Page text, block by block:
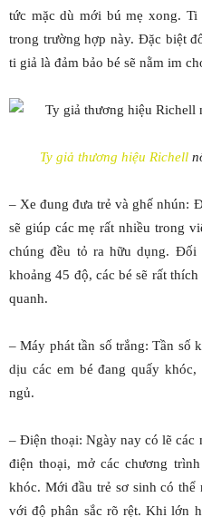
tức mặc dù mới bú mẹ xong.
trong trường hợp này. Đặc biệt
ti giả là đảm bảo bé sẽ nằm im
Ty giả thương hiệu Richell
– Xe đung đưa trẻ và ghế nhún:
sẽ giúp các mẹ rất nhiều trong
chúng đều tỏ ra hữu dụng. Đối
khoảng 45 độ, các bé sẽ rất
quanh.
– Máy phát tần số trắng: Tần số
dịu các em bé đang quấy
ngủ.
– Điện thoại: Ngày nay có lẽ các
điện thoại, mở các chương
khóc. Mới đầu trẻ sơ sinh có thể
với độ phân sắc rõ rệt. Khi lớn